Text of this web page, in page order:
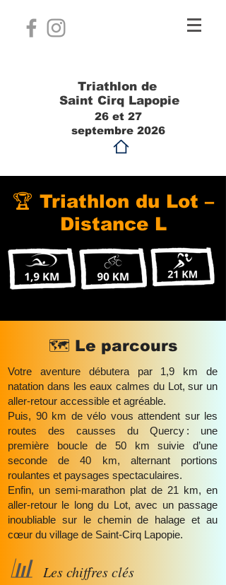
Triathlon de
Saint Cirq Lapopie
26 et 27
septembre 2026
🏆 Triathlon du Lot –
Distance L
🗺️ Le parcours
Votre aventure débutera par 1,9 km de
natation dans les eaux calmes du Lot, sur un
aller-retour accessible et agréable.
Puis, 90 km de vélo vous attendent sur les
routes des causses du Quercy : une
première boucle de 50 km suivie d’une
seconde de 40 km, alternant portions
roulantes et paysages spectaculaires.
Enfin, un semi-marathon plat de 21 km, en
aller-retour le long du Lot, avec un passage
inoubliable sur le chemin de halage et au
cœur du village de Saint-Cirq Lapopie.
📊 Les chiffres clés